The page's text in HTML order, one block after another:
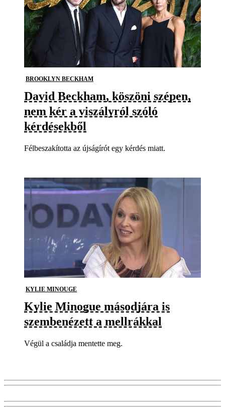
BROOKLYN BECKHAM
David Beckham, köszöni szépen,
nem kér a viszályról szóló
kérdésekből
Félbeszakította az újságírót egy kérdés miatt.
KYLIE MINOUGE
Kylie Minogue másodjára is
szembenézett a mellrákkal
Végül a családja mentette meg.